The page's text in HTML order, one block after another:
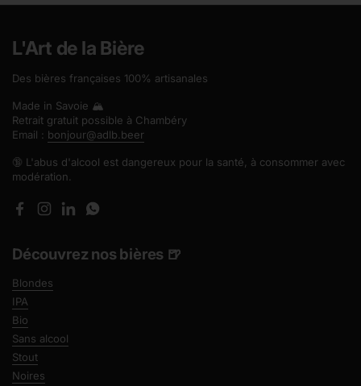
L'Art de la Bière
Des bières françaises 100% artisanales
Made in Savoie 🏔️
Retrait gratuit possible à Chambéry
Email : bonjour@adlb.beer
🔞 L'abus d'alcool est dangereux pour la santé, à consommer avec
modération.
FacebookInstagram
LinkedInWhatsApp
Découvrez nos bières 🍺
Blondes
IPA
Bio
Sans alcool
Stout
Noires